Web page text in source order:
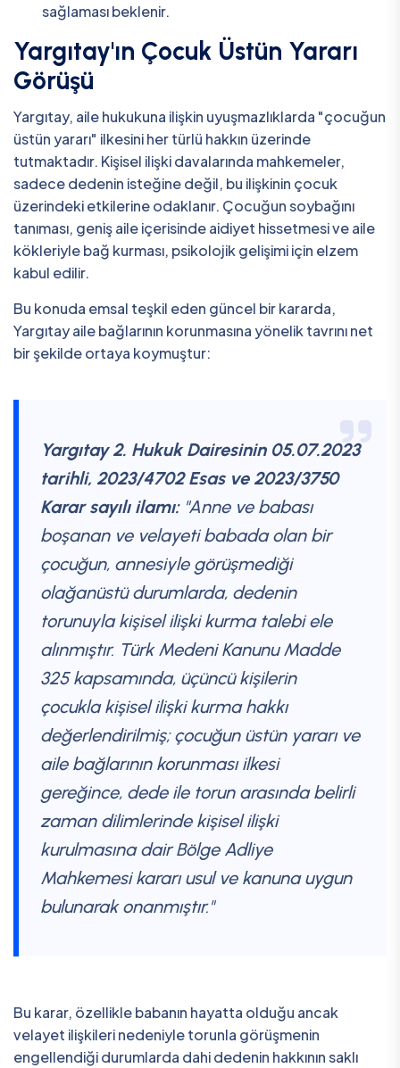
sağlaması beklenir.
Yargıtay'ın Çocuk Üstün Yararı
Görüşü
Yargıtay, aile hukukuna ilişkin uyuşmazlıklarda "çocuğun
üstün yararı" ilkesini her türlü hakkın üzerinde
tutmaktadır. Kişisel ilişki davalarında mahkemeler,
sadece dedenin isteğine değil, bu ilişkinin çocuk
üzerindeki etkilerine odaklanır. Çocuğun soybağını
tanıması, geniş aile içerisinde aidiyet hissetmesi ve aile
kökleriyle bağ kurması, psikolojik gelişimi için elzem
kabul edilir.
Bu konuda emsal teşkil eden güncel bir kararda,
Yargıtay aile bağlarının korunmasına yönelik tavrını net
bir şekilde ortaya koymuştur:
Yargıtay 2. Hukuk Dairesinin 05.07.2023
tarihli, 2023/4702 Esas ve 2023/3750
Karar sayılı ilamı:"Anne ve babası
boşanan ve velayeti babada olan bir
çocuğun, annesiyle görüşmediği
olağanüstü durumlarda, dedenin
torunuyla kişisel ilişki kurma talebi ele
alınmıştır. Türk Medeni Kanunu Madde
325 kapsamında, üçüncü kişilerin
çocukla kişisel ilişki kurma hakkı
değerlendirilmiş; çocuğun üstün yararı ve
aile bağlarının korunması ilkesi
gereğince, dede ile torun arasında belirli
zaman dilimlerinde kişisel ilişki
kurulmasına dair Bölge Adliye
Mahkemesi kararı usul ve kanuna uygun
bulunarak onanmıştır."
Bu karar, özellikle babanın hayatta olduğu ancak
velayet ilişkileri nedeniyle torunla görüşmenin
engellendiği durumlarda dahi dedenin hakkının saklı